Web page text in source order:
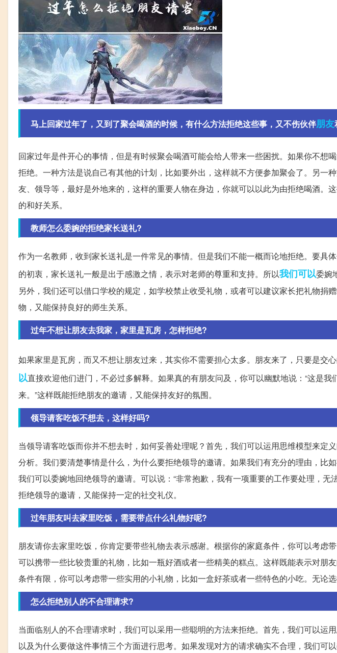
马上回家过年了，又到了聚会喝酒的时候，有什么方法拒绝这些事，又不伤伙伴朋友
回家过年是件开心的事情，但是有时候聚会喝酒可能会给人带来一些困扰。如果你不想
拒绝。一种方法是说自己有其他的计划，比如要外出，这样就不方便参加聚会了。另一
友、领导等，最好是外地来的，这样的重要人物在身边，你就可以以此为由拒绝喝酒。
的和好关系。
教师怎么委婉的拒绝家长送礼?
作为一名教师，收到家长送礼是一件常见的事情。但是我们不能一概而论地拒绝。要具
的初衷，家长送礼一般是出于感激之情，表示对老师的尊重和支持。所以我们可以委婉
另外，我们还可以借口学校的规定，如学校禁止收受礼物，或者可以建议家长把礼物捐
物，又能保持良好的师生关系。
过年不想让朋友去我家，家里是瓦房，怎样拒绝?
如果家里是瓦房，而又不想让朋友过来，其实你不需要担心太多。朋友来了，只要是交
以直接欢迎他们进门，不必过多解释。如果真的有朋友问及，你可以幽默地说：“这是
来。”这样既能拒绝朋友的邀请，又能保持友好的氛围。
领导请客吃饭不想去，这样好吗?
当领导请客吃饭而你并不想去时，如何妥善处理呢？首先，我们可以运用思维模型来定
分析。我们要清楚事情是什么，为什么要拒绝领导的邀请。如果我们有充分的理由，比
我们可以委婉地回绝领导的邀请。可以说：“非常抱歉，我有一项重要的工作要处理，无
拒绝领导的邀请，又能保持一定的社交礼仪。
过年朋友叫去家里吃饭，需要带点什么礼物好呢?
朋友请你去家里吃饭，你肯定要带些礼物去表示感谢。根据你的家庭条件，你可以考虑
可以携带一些比较贵重的礼物，比如一瓶好酒或者一些精美的糕点。这样既能表示对朋
条件有限，你可以考虑带一些实用的小礼物，比如一盒好茶或者一些特色的小吃。无论
怎么拒绝别人的不合理请求?
当面临别人的不合理请求时，我们可以采用一些聪明的方法来拒绝。首先，我们可以运
以及为什么要做这件事情三个方面进行思考。如果发现对方的请求确实不合理，我们可